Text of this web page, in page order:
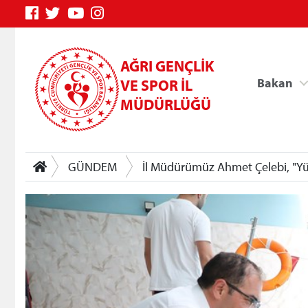
AĞRI GENÇLİK
VE SPOR İL
MÜDÜRLÜĞÜ
Bakan
GÜNDEM İl Müdürümüz Ahmet Çelebi,
Genç Bilgi Sistemi